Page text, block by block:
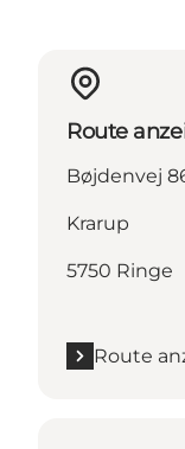
Route
Bøjdenvej
Krarup
5750 Ringe
Route